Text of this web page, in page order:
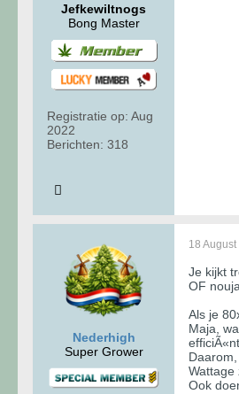
Jefkewiltnogs
Bong Master
Registratie op: Aug
2022
Berichten: 318
Nederhigh
Super Grower
18
Je kijkt
OF
Als je
Maja,
Wattage
Ook